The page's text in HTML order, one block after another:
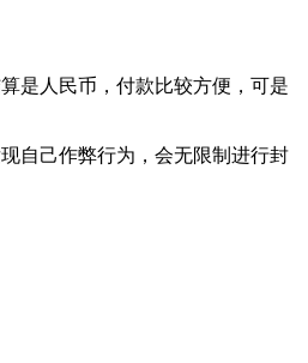
是人民币，付款比较方便，可是
自己作弊行为，会无限制进行封